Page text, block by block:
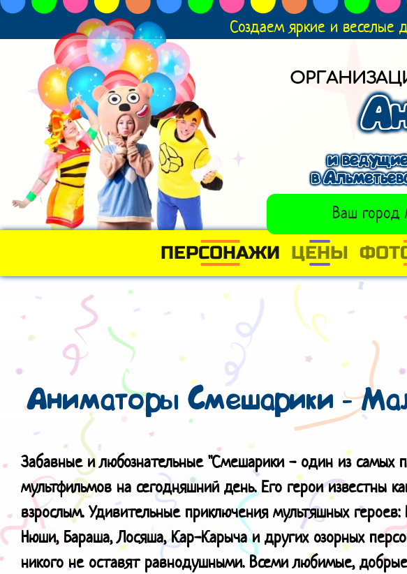
Создаем яркие и
и
в
Ваш город
ПЕРСОНАЖИ ЦЕНЫ
Аниматоры Смешарики -
Забавные и любознательные "Смешарики - один из самых
мультфильмов на сегодняшний день. Его герои известны
взрослым. Удивительные приключения мультяшных
Нюши, Бараша, Лосяша, Кар-Карыча и других озорных
никого не оставят равнодушными. Всеми любимые,